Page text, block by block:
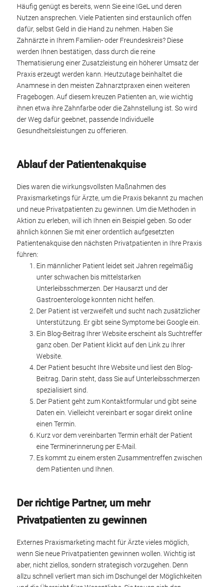
Häufig genügt es bereits, wenn Sie eine IGeL und deren
Nutzen ansprechen. Viele Patienten sind erstaunlich offen
dafür, selbst Geld in die Hand zu nehmen. Haben Sie
Zahnärzte in Ihrem Familien- oder Freundeskreis? Diese
werden Ihnen bestätigen, dass durch die reine
Thematisierung einer Zusatzleistung ein höherer Umsatz der
Praxis erzeugt werden kann. Heutzutage beinhaltet die
Anamnese in den meisten Zahnarztpraxen einen weiteren
Fragebogen. Auf diesem kreuzen Patienten an, wie wichtig
ihnen etwa ihre Zahnfarbe oder die Zahnstellung ist. So wird
der Weg dafür geebnet, passende Individuelle
Gesundheitsleistungen zu offerieren.
Ablauf der Patientenakquise
Dies waren die wirkungsvollsten Maßnahmen des
Praxismarketings für Ärzte, um die Praxis bekannt zu machen
und neue Privatpatienten zu gewinnen. Um die Methoden in
Aktion zu erleben, will ich Ihnen ein Beispiel geben. So oder
ähnlich können Sie mit einer ordentlich aufgesetzten
Patientenakquise den nächsten Privatpatienten in Ihre Praxis
führen:
Ein männlicher Patient leidet seit Jahren regelmäßig
unter schwachen bis mittelstarken
Unterleibsschmerzen. Der Hausarzt und der
Gastroenterologe konnten nicht helfen.
Der Patient ist verzweifelt und sucht nach zusätzlicher
Unterstützung. Er gibt seine Symptome bei Google ein.
Ein Blog-Beitrag Ihrer Website erscheint als Suchtreffer
ganz oben. Der Patient klickt auf den Link zu Ihrer
Website.
Der Patient besucht Ihre Website und liest den Blog-
Beitrag. Darin steht, dass Sie auf Unterleibsschmerzen
spezialisiert sind.
Der Patient geht zum Kontaktformular und gibt seine
Daten ein. Vielleicht vereinbart er sogar direkt online
einen Termin.
Kurz vor dem vereinbarten Termin erhält der Patient
eine Terminerinnerung per E-Mail.
Es kommt zu einem ersten Zusammentreffen zwischen
dem Patienten und Ihnen.
Der richtige Partner, um mehr
Privatpatienten zu gewinnen
Externes Praxismarketing macht für Ärzte vieles möglich,
wenn Sie neue Privatpatienten gewinnen wollen. Wichtig ist
aber, nicht ziellos, sondern strategisch vorzugehen. Denn
allzu schnell verliert man sich im Dschungel der Möglichkeiten